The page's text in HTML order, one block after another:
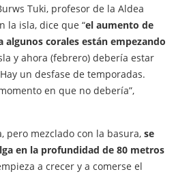
Tuki, profesor de la Aldea
la isla, dice que “el aumento de
algunos corales están empezando
y ahora (febrero) debería estar
un desfase de temporadas.
en que no debería”,
pero mezclado con la basura, se
en la profundidad de 80 metros
a crecer y a comerse el